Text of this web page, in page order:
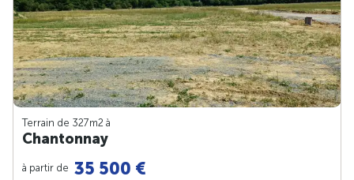
Terrain de 327m2 à
Chantonnay
à partir de 35 500 €